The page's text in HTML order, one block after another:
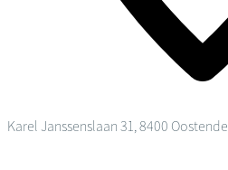
Karel Janssenslaan 31, 8400 Oostende